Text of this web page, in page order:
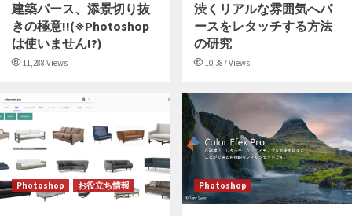
建築パース、添景切り抜
きの極意!!(※Photoshop
は使いません!?)
11,288 Views
渋くリアルな雰囲気へパ
ースをレタッチする方法
の研究
10,387 Views
Photoshop お役立ち情報 Photoshop